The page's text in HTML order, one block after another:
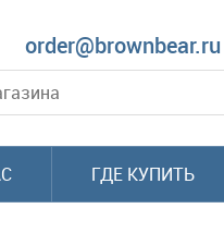
order@brownbear.ru
ГДЕ КУПИТЬ